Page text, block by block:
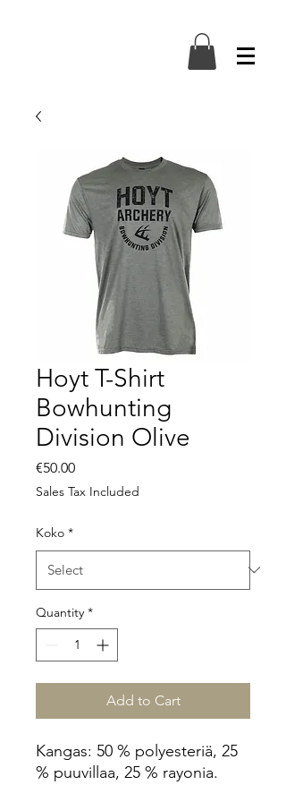
Hoyt T-Shirt
Bowhunting
Division Olive
€50.00Price
Sales Tax Included
Koko *
Quantity *
Add to Cart
Kangas: 50 % polyesteriä, 25
% puuvillaa, 25 % rayonia.